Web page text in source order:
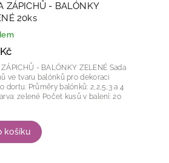
ZÁPICHŮ - BALÓNKY
20ks
košíku
- BALÓNKY ZELENÉ Sada
ve tvaru balónků pro dekoraci
balónků: 2,2,5,3 a 4